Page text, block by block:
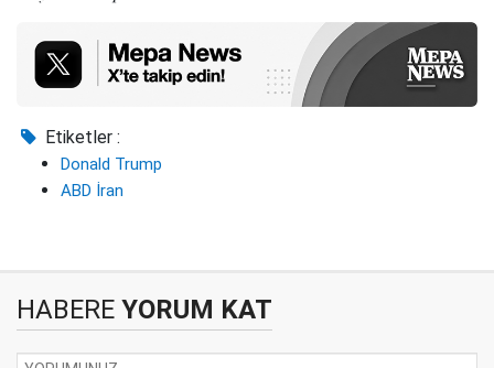
Etiketler :
Donald Trump
ABD İran
HABERE YORUM KAT